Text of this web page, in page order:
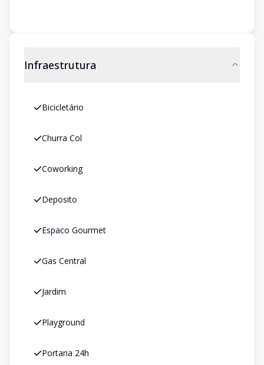
Infraestrutura
Bicicletário
Churra Col
Coworking
Deposito
Espaco Gourmet
Gas Central
Jardim
Playground
Portaria 24h